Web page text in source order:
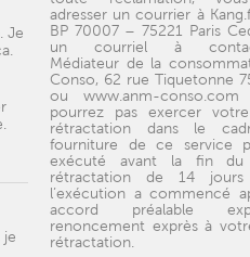
adresser un courrier à
BP 70007 – 75221 Paris
un courriel à
Médiateur de la
Conso, 62 rue Tiquetonne
ou www.anm-
pourrez pas exercer
rétractation dans le
fourniture de ce service
exécuté avant la fin du
rétractation de 14
l’exécution a commencé
accord préalable
renoncement exprès à
rétractation.
Je
je